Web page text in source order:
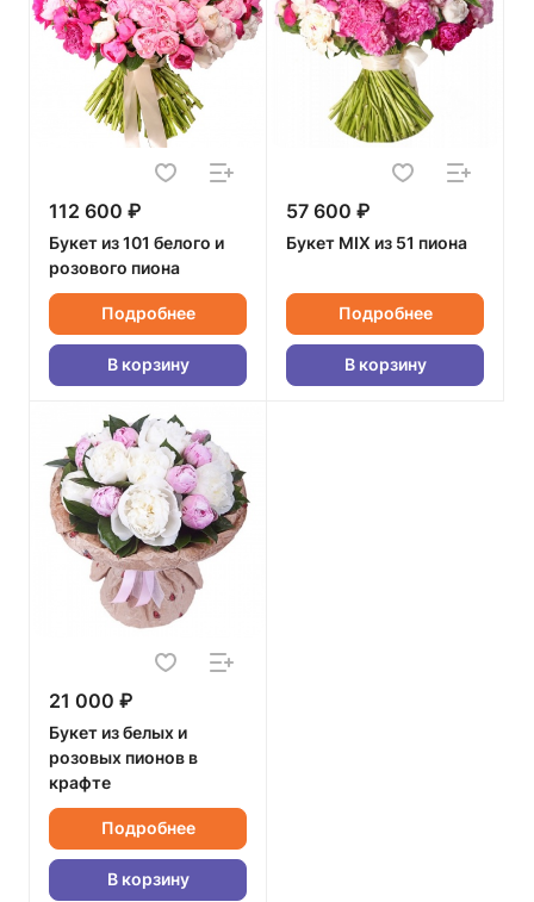
112 600 ₽
Букет из 101 белого и
розового пиона
Подробнее
В корзину
57 600 ₽
Букет MIX из 51 пиона
Подробнее
В корзину
21 000 ₽
Букет из белых и
розовых пионов в
крафте
Подробнее
В корзину